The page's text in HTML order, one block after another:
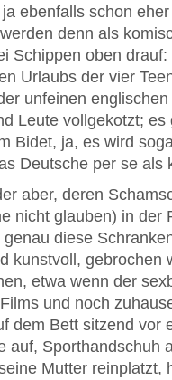
ebenfalls schon
denn als
Schippen oben
Urlaubs der vier
unfeinen
Leute vollgekotzt;
Bidet, ja, es wird
Deutsche per se als
aber, deren
nicht glauben) in der
genau diese
kunstvoll, gebrochen
etwa wenn der
und noch
dem Bett sitzend vor
auf,
Mutter reinplatzt,